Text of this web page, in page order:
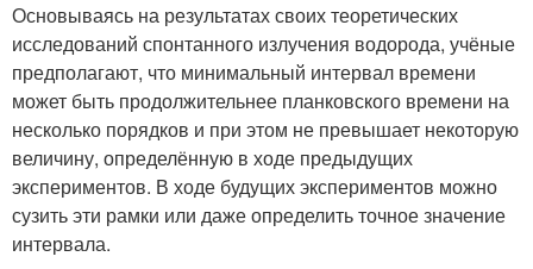
Основываясь на результатах своих теоретических
исследований спонтанного излучения водорода, учёные
предполагают, что минимальный интервал времени
может быть продолжительнее планковского времени на
несколько порядков и при этом не превышает некоторую
величину, определённую в ходе предыдущих
экспериментов. В ходе будущих экспериментов можно
сузить эти рамки или даже определить точное значение
интервала.